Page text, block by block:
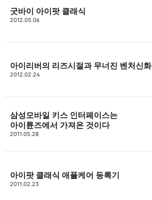
굿바이 아이팟 클래식
2012.05.06
아이리버의 리즈시절과 무너진 벤처신화
2012.02.24
삼성모바일 키스 인터페이스는
아이튠즈에서 가져온 것이다
2011.05.28
아이팟 클래식 애플케어 등록기
2011.02.23